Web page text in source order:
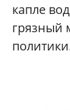
капле
грязный